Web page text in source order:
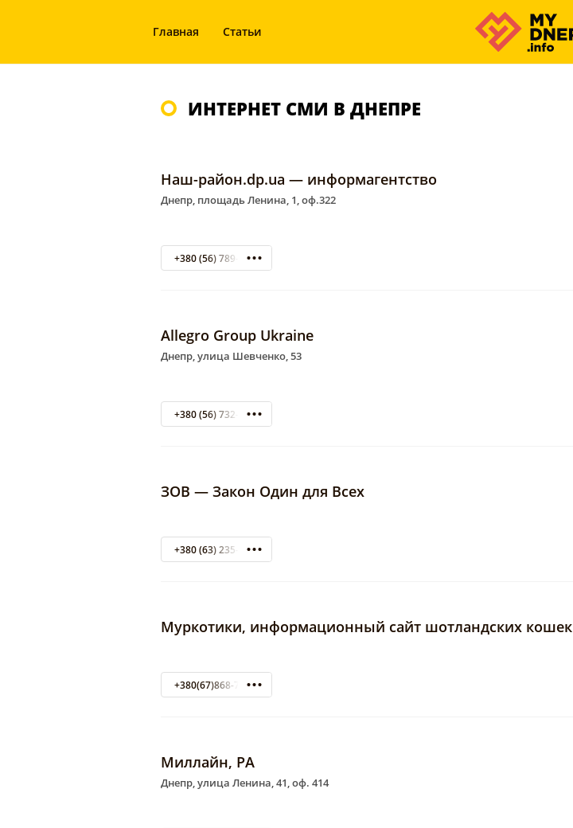
Главная Статьи
ИНТЕРНЕТ СМИ В ДНЕПРЕ
Наш-район.dp.ua — информагентство
Днепр, площадь Ленина, 1, оф.322
+380 (56) 789-40-40
Allegro Group Ukraine
Днепр, улица Шевченко, 53
+380 (56) 732-44-15
ЗОВ — Закон Один для Всех
+380 (63) 235-98-64
Муркотики, информационный сайт шотландских кошек
+380(67)868-73-87
Миллайн, РА
Днепр, улица Ленина, 41, оф. 414